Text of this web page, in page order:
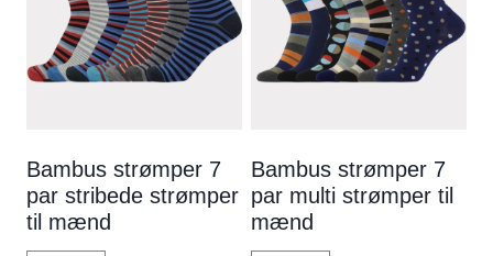
Bambus strømper 7
par stribede strømper
til mænd
Bambus strømper 7
par multi strømper til
mænd